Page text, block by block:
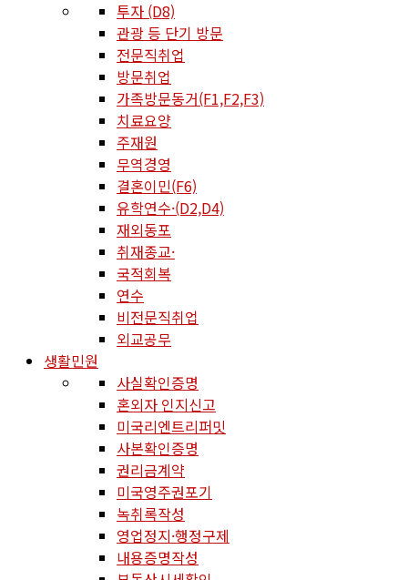
투자 (D8)
관광 등 단기 방문
전문직취업
방문취업
가족방문동거(F1,F2,F3)
치료요양
주재원
무역경영
결혼이민(F6)
유학연수·(D2,D4)
재외동포
취재종교·
국적회복
연수
비전문직취업
외교공무
생활민원
사실확인증명
혼외자 인지신고
미국리엔트리퍼밋
사본확인증명
권리금계약
미국영주권포기
녹취록작성
영업정지·행정구제
내용증명작성